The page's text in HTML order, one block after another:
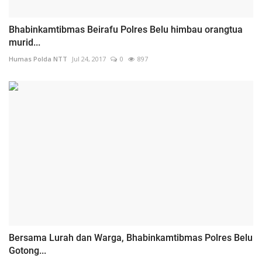
Bhabinkamtibmas Beirafu Polres Belu himbau orangtua
murid...
Humas Polda NTT Jul 24, 2017 0 897
Bersama Lurah dan Warga, Bhabinkamtibmas Polres Belu
Gotong...